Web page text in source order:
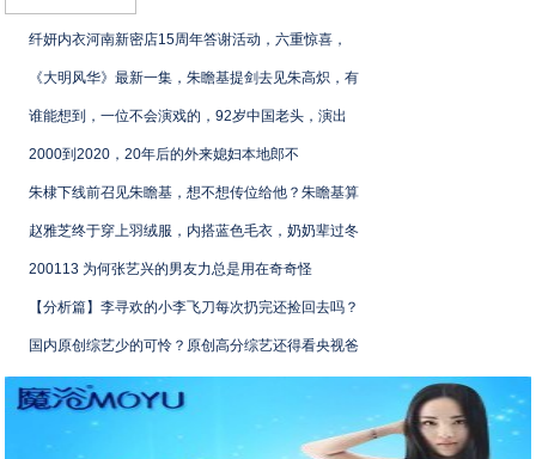
纤妍内衣河南新密店15周年答谢活动，六重惊喜，
《大明风华》最新一集，朱瞻基提剑去见朱高炽，有
谁能想到，一位不会演戏的，92岁中国老头，演出
2000到2020，20年后的外来媳妇本地郎不
朱棣下线前召见朱瞻基，想不想传位给他？朱瞻基算
赵雅芝终于穿上羽绒服，内搭蓝色毛衣，奶奶辈过冬
200113 为何张艺兴的男友力总是用在奇奇怪
【分析篇】李寻欢的小李飞刀每次扔完还捡回去吗？
国内原创综艺少的可怜？原创高分综艺还得看央视爸